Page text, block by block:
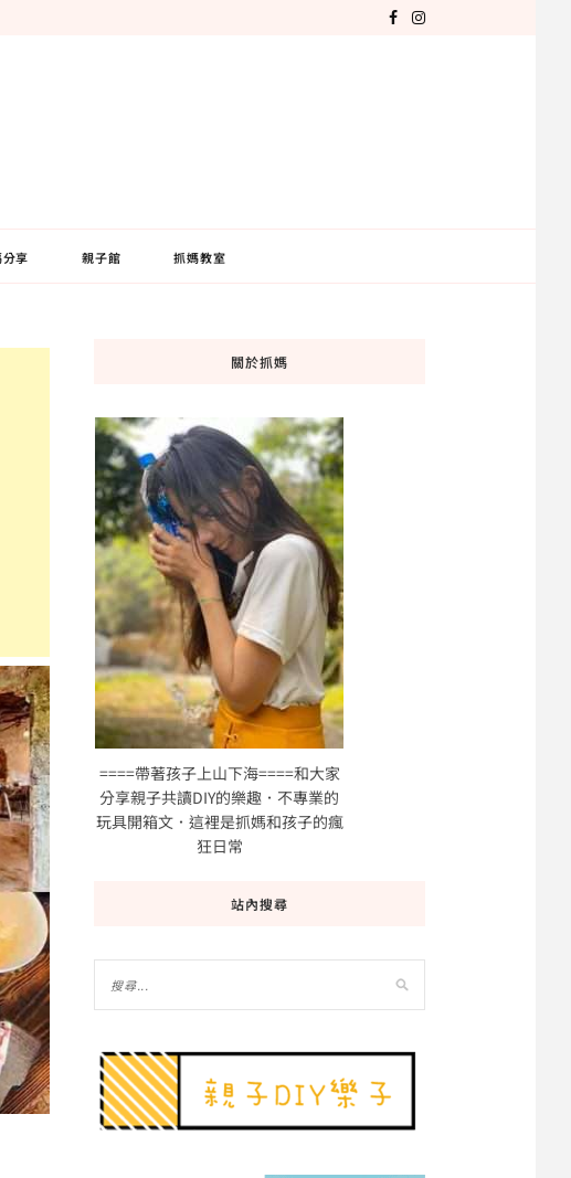
享 親子館 抓媽教室
關於抓媽
====帶著孩子上山下海====和大家
分享親子共讀DIY的樂趣．不專業的
玩具開箱文．這裡是抓媽和孩子的瘋
狂日常
站內搜尋